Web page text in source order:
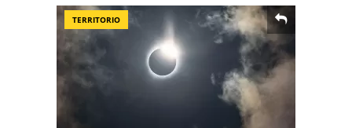
TERRITORIO